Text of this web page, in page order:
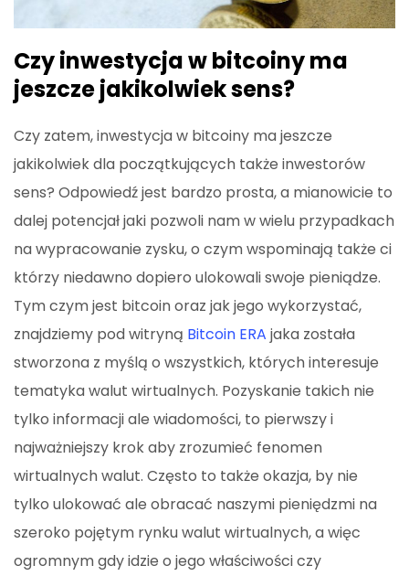
Czy inwestycja w bitcoiny ma
jeszcze jakikolwiek sens?
Czy zatem, inwestycja w bitcoiny ma jeszcze
jakikolwiek dla początkujących także inwestorów
sens? Odpowiedź jest bardzo prosta, a mianowicie to
dalej potencjał jaki pozwoli nam w wielu przypadkach
na wypracowanie zysku, o czym wspominają także ci
którzy niedawno dopiero ulokowali swoje pieniądze.
Tym czym jest bitcoin oraz jak jego wykorzystać,
znajdziemy pod witryną Bitcoin ERA jaka została
stworzona z myślą o wszystkich, których interesuje
tematyka walut wirtualnych. Pozyskanie takich nie
tylko informacji ale wiadomości, to pierwszy i
najważniejszy krok aby zrozumieć fenomen
wirtualnych walut. Często to także okazja, by nie
tylko ulokować ale obracać naszymi pieniędzmi na
szeroko pojętym rynku walut wirtualnych, a więc
ogromnym gdy idzie o jego właściwości czy